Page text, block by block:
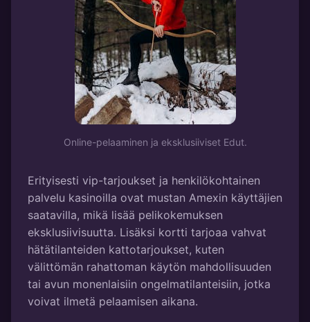
Online-pelaaminen ja eksklusiiviset Edut.
Erityisesti vip-tarjoukset ja henkilökohtainen
palvelu kasinoilla ovat mustan Amexin käyttäjien
saatavilla, mikä lisää pelikokemuksen
eksklusiivisuutta. Lisäksi kortti tarjoaa vahvat
hätätilanteiden kattotarjoukset, kuten
välittömän rahattoman käytön mahdollisuuden
tai avun monenlaisiin ongelmatilanteisiin, jotka
voivat ilmetä pelaamisen aikana.